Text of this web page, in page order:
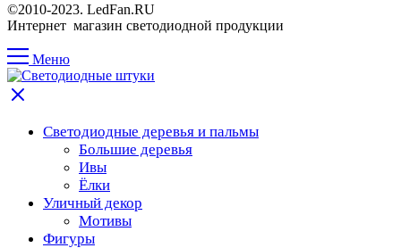
©2010-2023. LedFan.RU
Интернет магазин светодиодной продукции
Меню
Светодиодные деревья и пальмы
Большие деревья
Ивы
Ёлки
Уличный декор
Мотивы
Фигуры